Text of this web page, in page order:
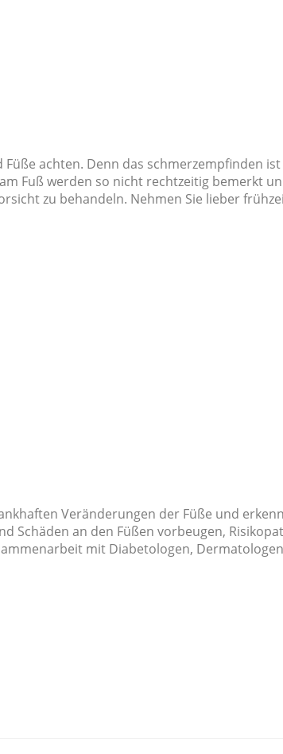
achten. Denn das schmerzempfinden
Fuß werden so nicht rechtzeitig bemerkt
zu behandeln. Nehmen Sie lieber
Veränderungen der Füße und
Schäden an den Füßen vorbeugen,
mit Diabetologen,